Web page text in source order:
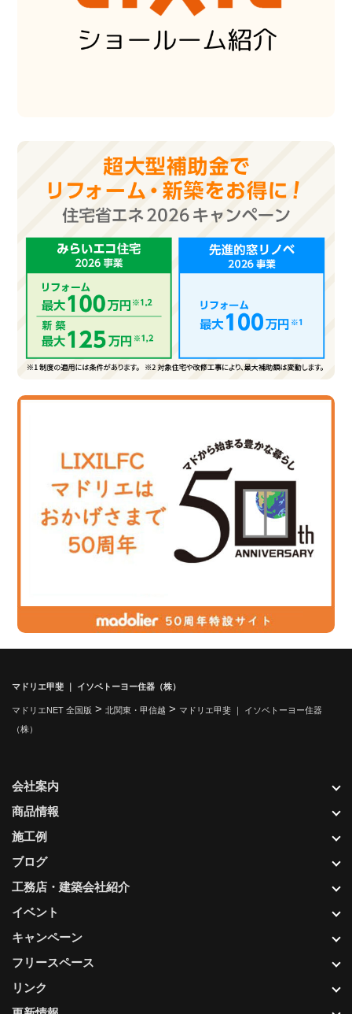
マドリエ甲斐 ｜ イソベトーヨー住器（株）
マドリエNET 全国版 > 北関東・甲信越 > マドリエ甲斐 ｜ イソベトーヨー住器
（株）
会社案内
商品情報
施工例
ブログ
工務店・建築会社紹介
イベント
キャンペーン
フリースペース
リンク